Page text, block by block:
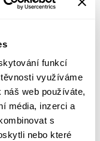
funkcí
využíváme
web používáte,
média, inzerci a
s
nebo které